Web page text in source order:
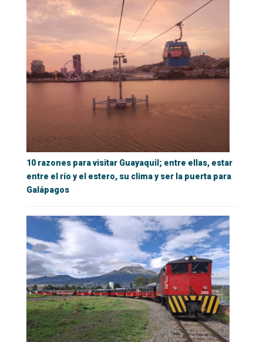
10 razones para visitar Guayaquil; entre ellas, estar
entre el río y el estero, su clima y ser la puerta para
Galápagos